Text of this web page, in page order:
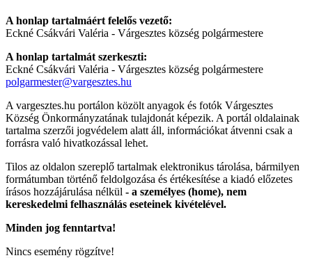
A honlap tartalmáért felelős vezető:
Eckné Csákvári Valéria - Várgesztes község polgármestere
A honlap tartalmát szerkeszti:
Eckné Csákvári Valéria - Várgesztes község polgármestere
polgarmester@vargesztes.hu
A vargesztes.hu portálon közölt anyagok és fotók Várgesztes
Község Önkormányzatának tulajdonát képezik. A portál oldalainak
tartalma szerzői jogvédelem alatt áll, információkat átvenni csak a
forrásra való hivatkozással lehet.
Tilos az oldalon szereplő tartalmak elektronikus tárolása, bármilyen
formátumban történő feldolgozása és értékesítése a kiadó előzetes
írásos hozzájárulása nélkül - a személyes (home), nem
kereskedelmi felhasználás eseteinek kivételével.
Minden jog fenntartva!
Nincs esemény rögzítve!